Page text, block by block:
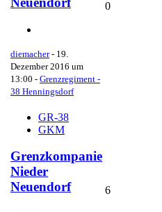
diemacher- 19.
Dezember 2016 um
13:00 - Grenzregiment -
38 Henningsdorf
0
GR-38
GKM
Grenzkompanie
Nieder
Neuendorf
6